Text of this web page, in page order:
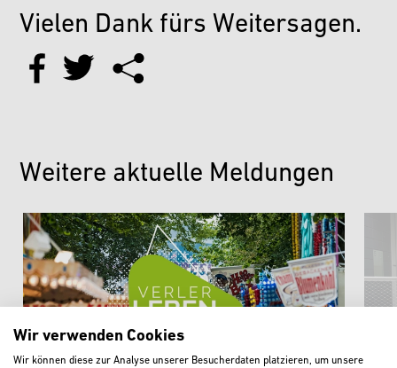
Vielen Dank fürs Weitersagen.
Weitere aktuelle Meldungen
Wir verwenden Cookies
Wir können diese zur Analyse unserer Besucherdaten platzieren, um unsere